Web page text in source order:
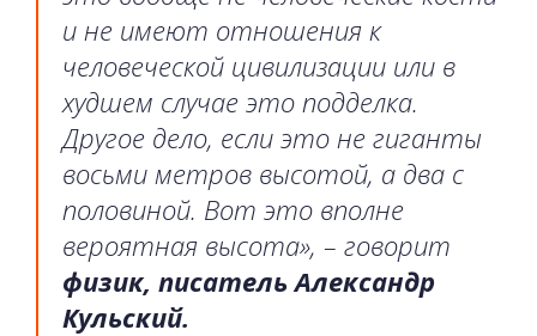
и не имеют отношения к
человеческой цивилизации или в
худшем случае это подделка.
Другое дело, если это не гиганты
восьми метров высотой, а два с
половиной. Вот это вполне
вероятная высота», – говорит
физик, писатель Александр
Кульский.